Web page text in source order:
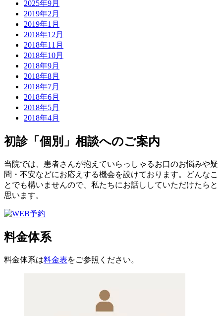
2025年9月
2019年2月
2019年1月
2018年12月
2018年11月
2018年10月
2018年9月
2018年8月
2018年7月
2018年6月
2018年5月
2018年4月
初診「個別」相談へのご案内
当院では、患者さんが抱えていらっしゃるお口のお悩みや疑
問・不安などにお応えする機会を設けております。どんなこ
とでも構いませんので、私たちにお話ししていただけたらと
思います。
料金体系
料金体系は料金表をご参照ください。